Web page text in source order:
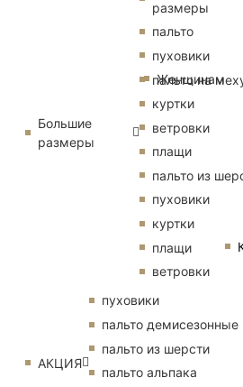
Женщинам
Большие
размеры
размеры
пальто
пуховики
пальто на
куртки
ветровки
плащи
пальто из
пуховики
куртки
плащи
ветровки
АКЦИЯ
пуховики
пальто демисезонные
пальто из шерсти
пальто альпака